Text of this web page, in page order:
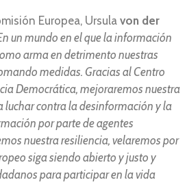
Europea, Ursula von der
un mundo en el que la información
arma en detrimento nuestras
medidas. Gracias al Centro
Democrática, mejoraremos nuestra
luchar contra la desinformación y la
por parte de agentes
nuestra resiliencia, velaremos por
siga siendo abierto y justo y
para participar en la vida